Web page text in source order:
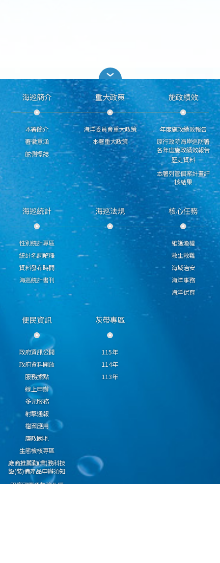
海巡簡介
本署簡介
署徽意涵
舷側標誌
重大政策
海洋委員會重大政策
本署重大政策
施政績效
年度施政績效報告
原行政院海岸巡防署
各年度施政績效報告
歷史資料
本署列管個案計畫評
核結果
海巡統計
性別統計專區
統計名詞解釋
資料發布時間
海巡統計書刊
海巡法規 核心任務
維護漁權
救生救難
海域治安
海洋事務
海洋保育
便民資訊
政府資訊公開
政府資料開放
服務據點
線上申辦
多元服務
射擊通報
檔案應用
廉政園地
生態檢核專區
廠商推薦勤(業)務科技
設(裝)備產品申辦須知
因應國際情勢強化經
灰帶專區
115年
114年
113年